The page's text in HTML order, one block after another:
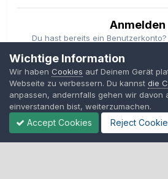
Anmelden
Du hast bereits ein
Jetzt anmelden
Wichtige Information
Wir haben Cookies auf Deinem Gerät
Webseite zu verbessern. Du kannst die
anpassen, andernfalls gehen wir davon
einverstanden bist, weiterzumachen.
Accept Cookies Reject